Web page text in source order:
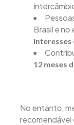
Brasil e no
interesses
12 meses
No entanto,
recomendável